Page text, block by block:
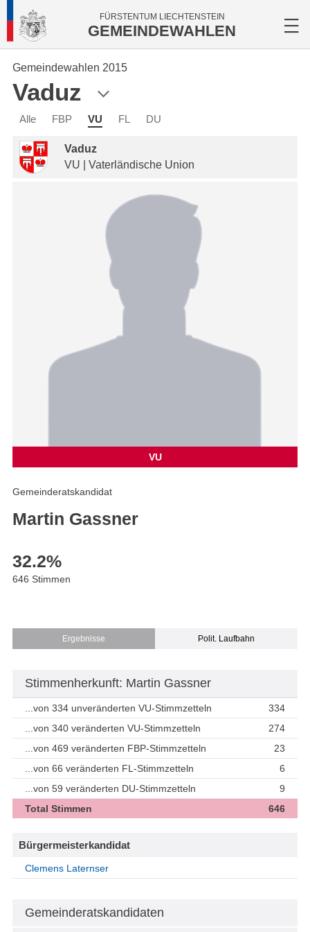
FÜRSTENTUM LIECHTENSTEIN
GEMEINDEWAHLEN
Gemeindewahlen 2015
Vaduz
Alle FBP VU FL DU
Vaduz
VU | Vaterländische Union
VU
Gemeinderatskandidat
Martin Gassner
32.2%
646 Stimmen
Ergebnisse Polit. Laufbahn
Stimmenherkunft: Martin Gassner
...von 334 unveränderten VU-Stimmzetteln
334
...von 340 veränderten VU-Stimmzetteln
274
...von 469 veränderten FBP-Stimmzetteln
23
...von 66 veränderten FL-Stimmzetteln
6
...von 59 veränderten DU-Stimmzetteln
9
Total Stimmen
646
Bürgermeisterkandidat
Clemens Laternser
Gemeinderatskandidaten